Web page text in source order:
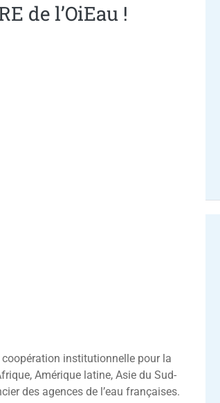
de l’OiEau !
institutionnelle pour la
Amérique latine, Asie du Sud-
des agences de l’eau françaises.